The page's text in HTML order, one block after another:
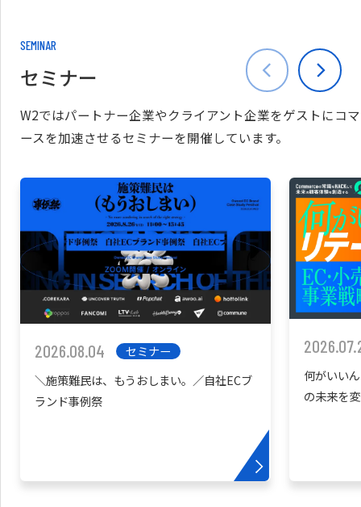
SEMINAR
セミナー
W2ではパートナー企業やクライアント企業をゲストにコマ
ースを加速させるセミナーを開催しています。
2026.08.04
セミナー
＼施策難民は、もうおしまい。／自社ECブ
ランド事例祭
何がいい
の未来を